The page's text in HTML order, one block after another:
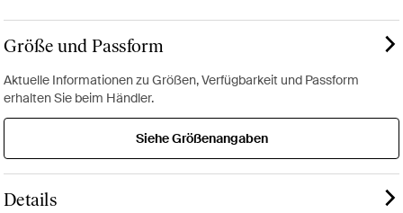
Größe und Passform
Aktuelle Informationen zu Größen, Verfügbarkeit und Passform
erhalten Sie beim Händler.
Siehe Größenangaben
Details